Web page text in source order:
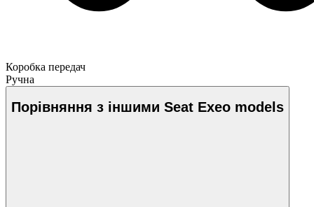
Коробка передач
Ручна
Порівняння з іншими Seat Exeo models